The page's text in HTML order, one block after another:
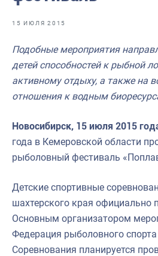
Научно-практическая
Отрасль в цифрах
Инфографика
Большая африканская
События в России и мире
15 ИЮЛЯ 2015
Подобные мероприятия
детей способностей к рыбной
активному отдыху, а также на
отношения к водным
Новосибирск, 15 июля 2015
года в Кемеровской области
рыболовный фестиваль
Детские спортивные
шахтерского края официально
Основным организатором
Федерация рыболовного спорта
Соревнования планируется